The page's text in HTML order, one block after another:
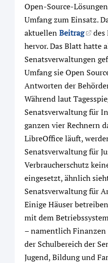
Open-Source-
Umfang zum Einsatz.
aktuellenBeitrag
des
hervor. Das Blatt hatte
Senatsverwaltungen
Umfang sie Open
Antworten der
Während laut
Senatsverwaltung für
ganzen vier Rechnern
LibreOffice läuft,
Senatsverwaltung für
Verbraucherschutz
eingesetzt, ähnlich
Senatsverwaltung für
Einige Häuser
mit dem
– namentlich
der Schulbereich der
Jugend, Bildung und